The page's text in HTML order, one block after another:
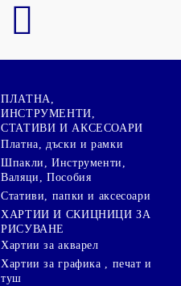
ПЛАТНА,
ИНСТРУМЕНТИ,
СТАТИВИ И АКСЕСОАРИ
Платна, дъски и рамки
Шпакли, Инструменти,
Валяци, Пособия
Стативи, папки и аксесоари
ХАРТИИ И СКИЦНИЦИ ЗА
РИСУВАНЕ
Хартии за акварел
Хартии за графика , печат и
туш